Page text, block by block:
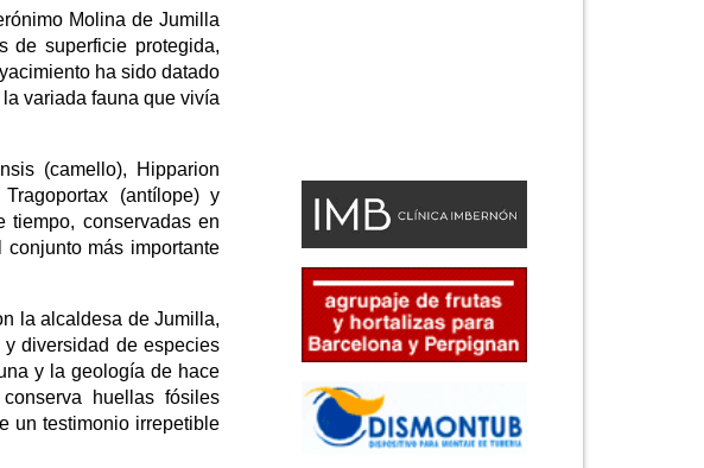
Molina de Jumilla
de superficie protegida,
ha sido datado
variada fauna que vivía
(camello), Hipparion
(antílope) y
tiempo, conservadas en
más importante
la alcaldesa de Jumilla,
diversidad de especies
y la geología de hace
huellas fósiles
un testimonio irrepetible